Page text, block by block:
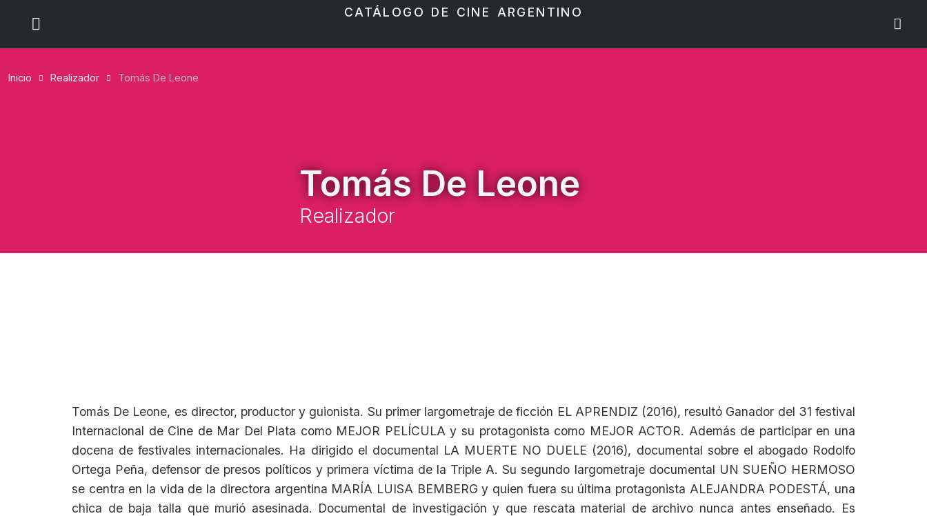
CATÁLOGO DE CINE ARGENTINO
Inicio Realizador Tomás De Leone
Tomás De Leone
Realizador
Tomás De Leone, es director, productor y guionista. Su primer largometraje de ficción EL APRENDIZ (2016), resultó Ganador del 31 festival
Internacional de Cine de Mar Del Plata como MEJOR PELÍCULA y su protagonista como MEJOR ACTOR. Además de participar en una
docena de festivales internacionales. Ha dirigido el documental LA MUERTE NO DUELE (2016), documental sobre el abogado Rodolfo
Ortega Peña, defensor de presos políticos y primera víctima de la Triple A. Su segundo largometraje documental UN SUEÑO HERMOSO
se centra en la vida de la directora argentina MARÍA LUISA BEMBERG y quien fuera su última protagonista ALEJANDRA PODESTÁ, una
chica de baja talla que murió asesinada. Documental de investigación y que rescata material de archivo nunca antes enseñado. Es